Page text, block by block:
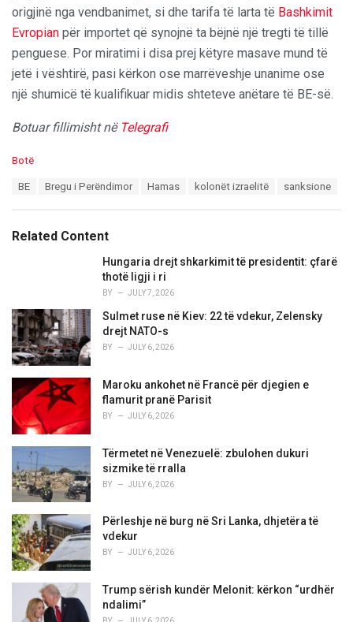
origjinë nga vendbanimet, si dhe tarifa të larta të Bashkimit
Evropian për importet që synojnë ta bëjnë një tregti të tillë
penguese. Por miratimi i disa prej këtyre masave mund të
jetë i vështirë, pasi kërkon ose marrëveshje unanime ose
një shumicë të kualifikuar midis shteteve anëtare të BE-së.
Botuar fillimisht në Telegrafi
C
o
r
Botë
:
BE Bregu i Perëndimor Hamas kolonët izraelitë sanksione
Related Content
Hungaria drejt shkarkimit të presidentit: çfarë
thotë ligji i ri
BY JULY 7, 2026
Sulmet ruse në Kiev: 22 të vdekur, Zelensky
drejt NATO-s
BY JULY 6, 2026
Maroku ankohet në Francë për djegien e
flamurit pranë Parisit
BY JULY 6, 2026
Tërmetet në Venezuelë: zbulohen dukuri
sizmike të rralla
BY JULY 6, 2026
Përleshje në burg në Sri Lanka, dhjetëra të
vdekur
BY JULY 6, 2026
Trump sërish kundër Melonit: kërkon “urdhër
ndalimi”